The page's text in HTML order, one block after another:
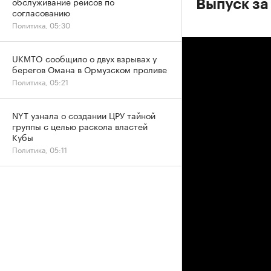
Выпуск
согласованию
Политика, 05:30
UKMTO сообщило о двух взрывах у
берегов Омана в Ормузском проливе
Политика, 05:21
NYT узнала о создании ЦРУ тайной
группы с целью раскола властей
Кубы
Политика, 05:11